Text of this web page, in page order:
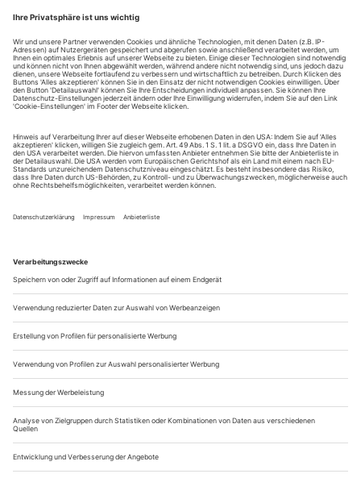
Mariss Jansons im 3/4-Takt.
16.8. – 11.00 Uhr (1)
23.8. –...
Mit Christus in die Kantine
Varney: Les Mousquetaires au couvent
Pariser Opéra Comique zu Ende gegangen. Der Intendant
gönnte sich aus diesem Anlass das Vergnügen, wieder mal zu
zeigen, dass er vor allem Künstler ist: Nicht nur zeichnet er
für die Regie verantwortlich, er übernahm auch die
Sprechrolle des Gouverneurs....
Viele Bauer, und doch kein Vogel
Stockhausens «Originale» – wiederaufgegriffen beim «Infektion!»-
Festival der Berliner Staatsoper
Vorbei, ihr herrlichen Fluxus-Tage! Als Charlotte Moorman